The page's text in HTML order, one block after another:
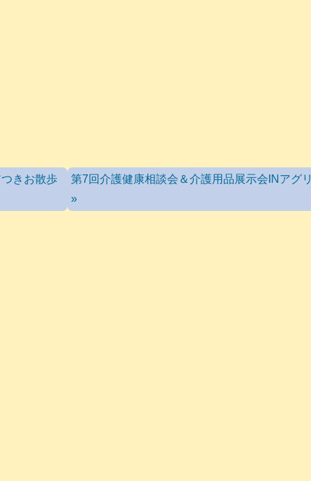
きお散歩
第7回介護健康相談会＆介護用品展示会INアグリ
»